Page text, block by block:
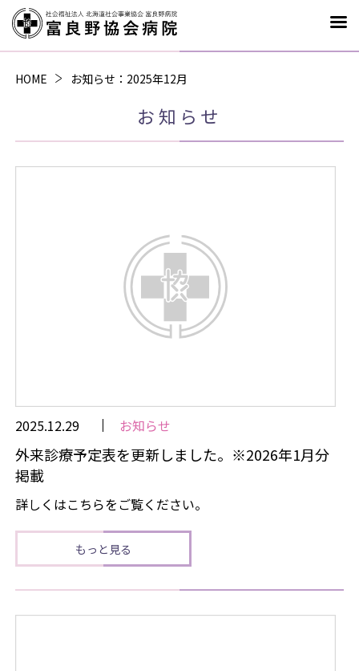
HOME お知らせ ：2025年12月
お知らせ
2025.12.29 お知らせ
外来診療予定表を更新しました。※2026年1月分
掲載
詳しくはこちらをご覧ください。
もっと見る